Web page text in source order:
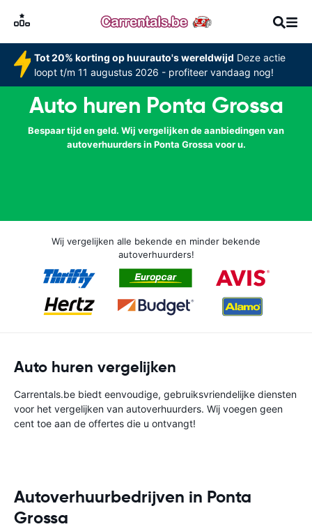
Tot 20% korting op huurauto's wereldwijd Deze actie
loopt t/m 11 augustus 2026 - profiteer vandaag nog!
Auto huren Ponta Grossa
Bespaar tijd en geld. Wij vergelijken de aanbiedingen van
autoverhuurders in Ponta Grossa voor u.
Wij vergelijken alle bekende en minder bekende
autoverhuurders!
Auto huren vergelijken
Carrentals.be biedt eenvoudige, gebruiksvriendelijke diensten
voor het vergelijken van autoverhuurders. Wij voegen geen
cent toe aan de offertes die u ontvangt!
Autoverhuurbedrijven in Ponta
Grossa